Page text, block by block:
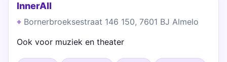
InnerAll
Bornerbroeksestraat 146 150, 7601 BJ Almelo
Ook voor muziek en theater